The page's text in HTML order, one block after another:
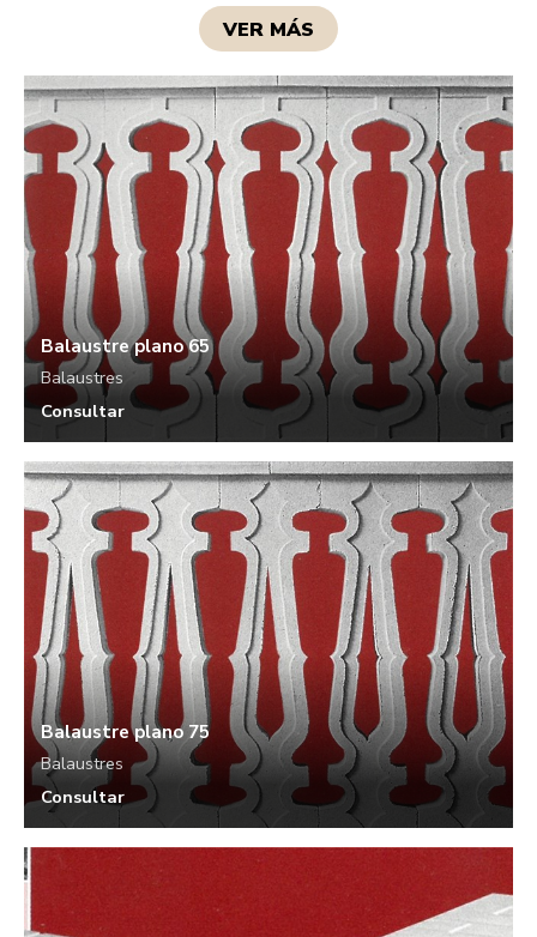
VER MÁS
Balaustre plano 65
Balaustres
Consultar
Balaustre plano 75
Balaustres
Consultar